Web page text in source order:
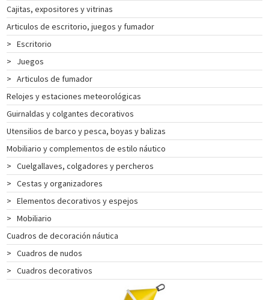
INSTRUMENTOS
DE
NAVEGACIÓN
TEXTIL
NAUTICO
CATÁLOGO
NOSOTROS
PROMOCIONES
NOVEDADES
ACTUALIDAD
CONTACTO
CLIENTES
COLECCIÓN
COLECCIÓN
Cajitas, expositores y vitrinas
Articulos de escritorio, juegos y fumador
>Escritorio
> Juegos
>Articulos de fumador
Relojes y estaciones meteorológicas
Guirnaldas y colgantes decorativos
Utensilios de barco y pesca, boyas y balizas
Mobiliario y complementos de estilo náutico
>Cuelgallaves, colgadores y percheros
>Cestas y organizadores
>Elementos decorativos y espejos
>Mobiliario
Cuadros de decoración náutica
>Cuadros de nudos
>Cuadros decorativos